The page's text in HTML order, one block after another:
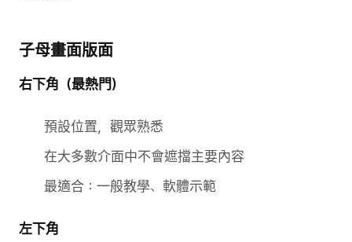
子母畫面版面
右下角（最熱門）
預設位置，觀眾熟悉
在大多數介面中不會遮擋主要內容
最適合：一般教學、軟體示範
左下角